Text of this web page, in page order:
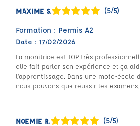
MAXIME S. (5/5)
Formation : Permis A2
Date : 17/02/2026
La monitrice est TOP très
elle fait parler son expérience et ça
l’apprentissage. Dans une moto-école
nous pouvons que réussir les
NOEMIE R. (5/5)